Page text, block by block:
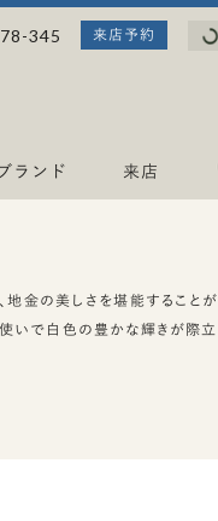
345 来店予約
ランド 来店
金の美しさを堪能することが
いで白色の豊かな輝きが際立